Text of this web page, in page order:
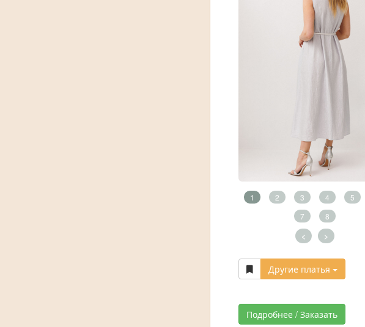
1 2 3 4 5
7
8
< >
Другие платья
Подробнее / Заказать